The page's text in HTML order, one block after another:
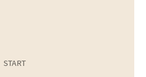
START